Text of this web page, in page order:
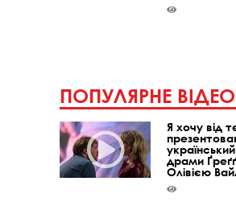
ПОПУЛЯРНЕ ВІДЕО
Я хочу від
драми
Олівією